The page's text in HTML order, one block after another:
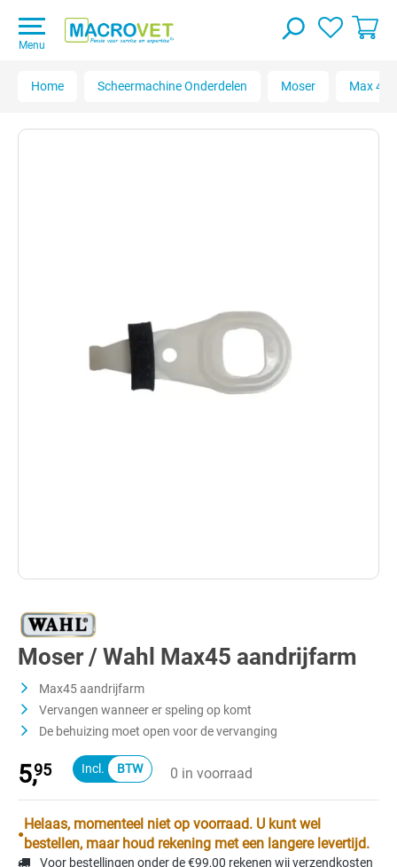
Menu
Home Scheermachine Onderdelen Moser Max 45
Moser / Wahl Max45 aandrijfarm
Max45 aandrijfarm
Vervangen wanneer er speling op komt
De behuizing moet open voor de vervanging
5,95 0 in voorraad
Helaas, momenteel niet op voorraad. U kunt wel
bestellen, maar houd rekening met een langere levertijd.
Voor bestellingen onder de €99,00 rekenen wij verzendkosten